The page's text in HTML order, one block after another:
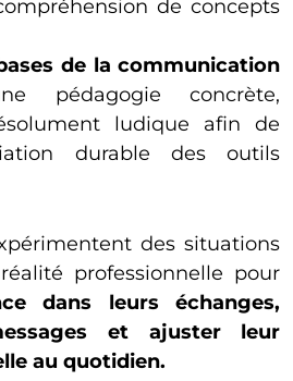
de concepts
de la communication
pédagogie concrète,
ludique afin de
durable des outils
des situations
professionnelle pour
dans leurs échanges,
et ajuster leur
au quotidien.